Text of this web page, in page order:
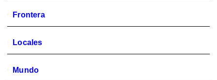
Frontera
Locales
Mundo